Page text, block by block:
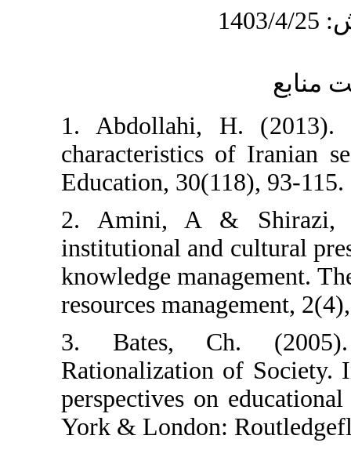
1. Abdollahi,
characteristics
Education,
2. Amini, A
institutional
knowledge
resources
3. Bates,
Rationalization
perspectives
York &